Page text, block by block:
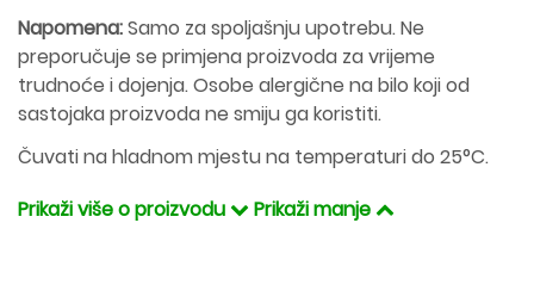
Napomena:Samo za spoljašnju upotrebu. Ne
preporučuje se primjena proizvoda za vrijeme
trudnoće i dojenja. Osobe alergične na bilo koji od
sastojaka proizvoda ne smiju ga koristiti.
Čuvati na hladnom mjestu na temperaturi do 25°C.
Prikaži više o proizvodu
Prikaži manje